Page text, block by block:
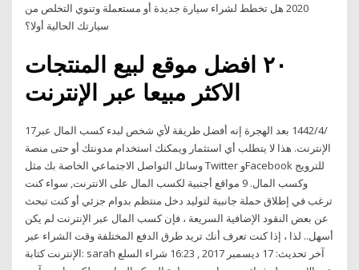
2020 هل تخطط لشراء سيارة جديدة أو مستعملة وتنوي التخلص من
سيارتك الحالية أولا؟
٢٠ افضل موقع لبيع المنتجات
الاكثر مبيعا عبر الإنترنت
17‏‏/4‏‏/1442 بعد الهجرة إنه أفضل طريقة لأي شخص لبدء كسب المال عبر
الإنترنت. هذا لا يتطلب أي استثمار ويمكنك استخدام مدونتك أو حتى منصة
وسائل التواصل الاجتماعي الخاصة بك مثل Twitter وFacebook للترويج
وكسب المال. 9 مواقع أجنبية لكسب المال على الانترنت, سواء كنت
ترغب في إطلاق حملة جانبية لتوليد دخل منتظم بدوام جزئي أو كنت تبحث
عن بعض النقود الإضافية السريعة ، فإن كسب المال عبر الإنترنت لم يكن
أسهل.. لذا ، إذا كنت تعرف أنك تريد طرق الدفع المختلفة وقت الشراء عبر
الإنترنت كتابة: sarah آخر تحديث: 17 ديسمبر 2017 , 16:23 شراء السلع